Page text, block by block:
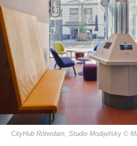
CityHub Róterdam, Studio Modijefsky ©